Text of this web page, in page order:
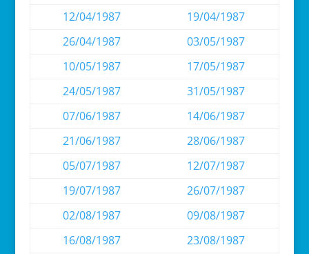
12/04/1987
19/04/1987
26/04/1987
03/05/1987
10/05/1987
17/05/1987
24/05/1987
31/05/1987
07/06/1987
14/06/1987
21/06/1987
28/06/1987
05/07/1987
12/07/1987
19/07/1987
26/07/1987
02/08/1987
09/08/1987
16/08/1987
23/08/1987